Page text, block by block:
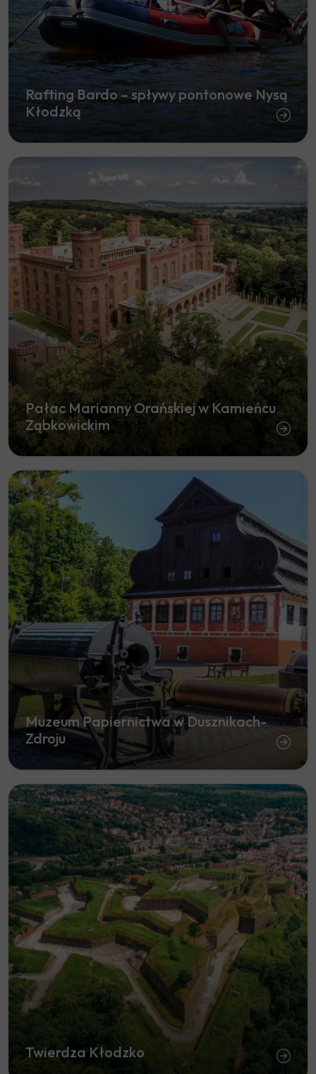
Rafting Bardo – spływy pontonowe Nysą
Kłodzką
Pałac Marianny Orańskiej w Kamieńcu
Ząbkowickim
Muzeum Papiernictwa w Dusznikach-
Zdroju
Twierdza Kłodzko